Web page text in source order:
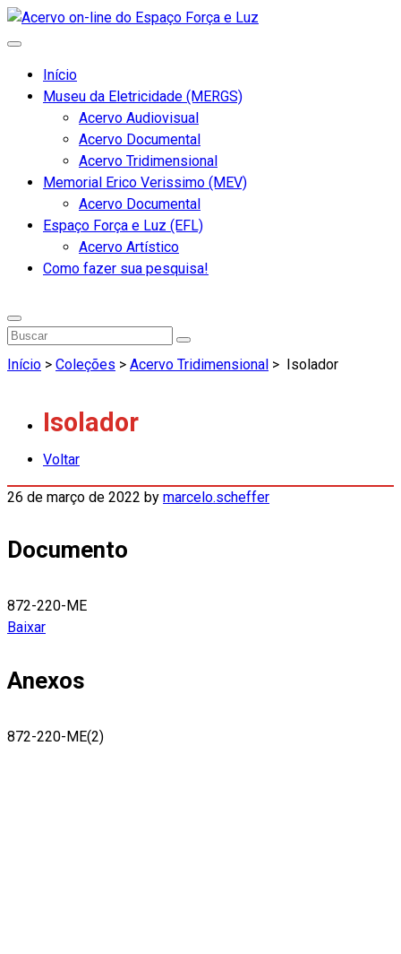
Início
Museu da Eletricidade (MERGS)
Acervo Audiovisual
Acervo Documental
Acervo Tridimensional
Memorial Erico Verissimo (MEV)
Acervo Documental
Espaço Força e Luz (EFL)
Acervo Artístico
Como fazer sua pesquisa!
Início > Coleções > Acervo Tridimensional > Isolador
Isolador
Voltar
26 de março de 2022 by marcelo.scheffer
Documento
872-220-ME
Baixar
Anexos
872-220-ME(2)